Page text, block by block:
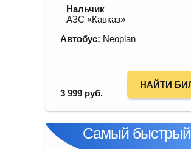
Нальчик
АЗС «Кавказ»
Автобус: Neoplan
3 999 руб.
НАЙТИ
Самый быстрый